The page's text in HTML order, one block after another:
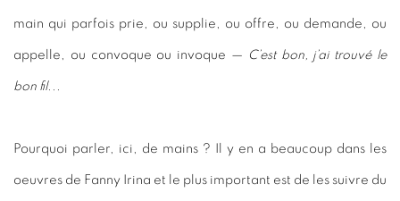
main qui parfois prie, ou supplie, ou offre, ou demande, ou
appelle, ou convoque ou invoque — C’est bon, j’ai trouvé le
bon fil...
Pourquoi parler, ici, de mains ? Il y en a beaucoup dans les
oeuvres de Fanny Irina et le plus important est de les suivre du